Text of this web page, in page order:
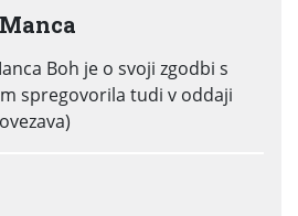
Boh je o svoji zgodbi s
spregovorila tudi v oddaji